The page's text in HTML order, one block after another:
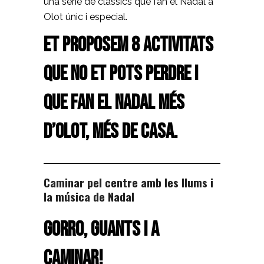
Olot únic i especial.
Et proposem 8 activitats
que no et pots perdre i
que fan el Nadal més
d’Olot, més de casa.
Caminar pel centre amb les llums i
la música de Nadal
Gorro, guants i a
caminar!